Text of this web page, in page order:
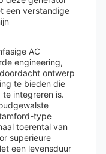
een verstandige
AC
engineering,
ontwerp
te bieden die
integreren is.
type
toerental van
superieure
een levensduur